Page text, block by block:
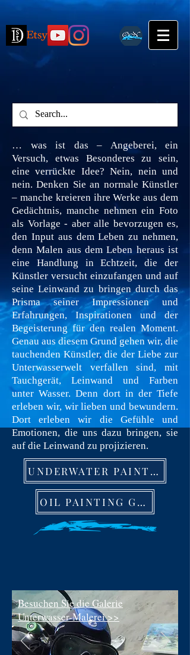
… was ist das – Angeberei, ein
Versuch, etwas Besonderes zu sein,
eine verrückte Idee? Nein, nein und
nein. Denken Sie an normale Künstler
– manche kreieren ihre Werke aus dem
Gedächtnis, manche nehmen ein Foto
als Vorlage - aber alle bevorzugen es,
den Input aus dem Leben zu nehmen,
denn Malen aus dem Leben heraus ist
eine Handlung in Echtzeit, die der
Künstler versucht einzufangen und auf
seine Leinwand zu bringen durch das
Prisma seiner Impressionen und
Erfahrungen, Inspirationen und der
Begeisterung für den realen Moment.
Genau aus diesem Grund gehen wir, die
tauchenden Künstler, die der Liebe zur
Unterwasserwelt verfallen sind, mit
Tauchgerät, Leinwand und Farben
unter Wasser. Denn dort in der Tiefe
erleben wir, wir lieben und bewundern.
Dort erleben wir die Gefühle und
Emotionen, die uns dazu bringen, sie
auf die Leinwand zu projizieren.
UNDERWATER PAINTING GALLERY
OIL PAINTING GALLERY
Besuchen Sie die Galerie
Unterwasser-Malerei >>